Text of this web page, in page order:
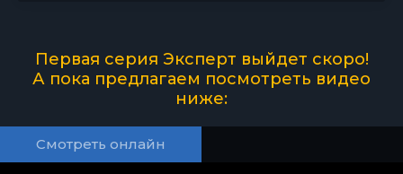
Первая серия Эксперт выйдет скоро!
А пока предлагаем посмотреть видео
ниже:
Смотреть онлайн